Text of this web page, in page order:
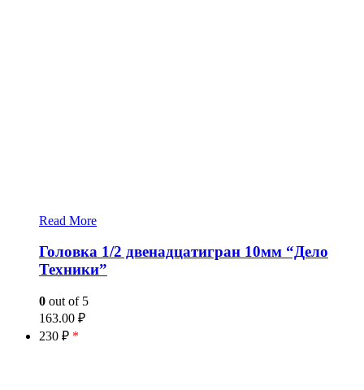
Read More
Головка 1/2 двенадцатигран 10мм “Дело
Техники”
0 out of 5
163.00 ₽
230 ₽ *